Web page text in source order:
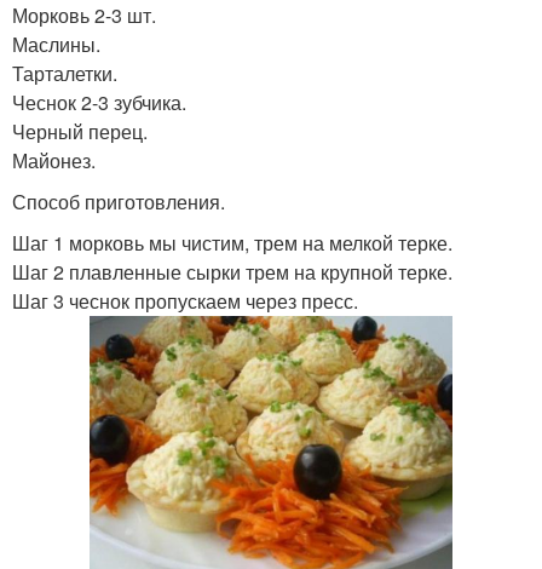
Морковь 2-3 шт.
Маслины.
Тарталетки.
Чеснок 2-3 зубчика.
Черный перец.
Майонез.
Способ приготовления.
Шаг 1 морковь мы чистим, трем на мелкой терке.
Шаг 2 плавленные сырки трем на крупной терке.
Шаг 3 чеснок пропускаем через пресс.